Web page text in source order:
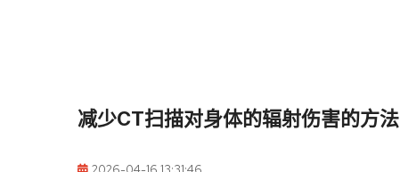
减少CT扫描对身体的辐射伤害的方法